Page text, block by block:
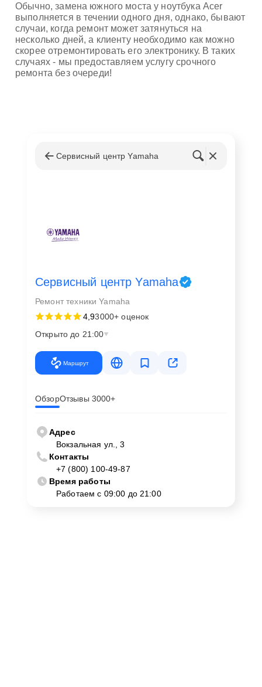
Обычно, замена южного моста у ноутбука Acer
выполняется в течении одного дня, однако, бывают
случаи, когда ремонт может затянуться на
несколько дней, а клиенту необходимо как можно
скорее отремонтировать его электронику. В таких
случаях - мы предоставляем услугу срочного
ремонта без очереди!
Сервисный центр Yamaha
Сервисный центр Yamaha
Ремонт техники Yamaha
4,93000+ оценок
Открыто до 21:00
Маршрут
ОбзорОтзывы 3000+
Адрес
Вокзальная ул., 3
Контакты
+7 (800) 100-49-87
Время работы
Работаем с 09:00 до 21:00